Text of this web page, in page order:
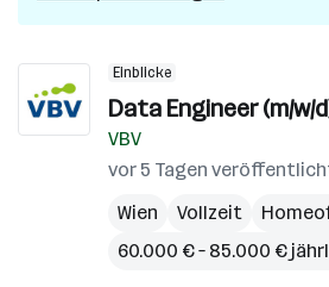
Einblicke
Data Engineer (m/w/
VBV
vor 5 Tagen
Wien
Vollzeit
60.000 € – 85.000 €